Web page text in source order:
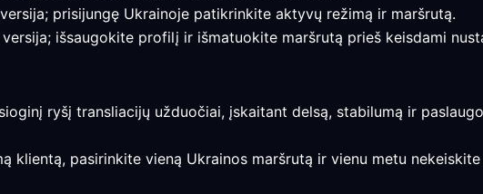
prisijungę Ukrainoje patikrinkite aktyvų režimą ir maršrutą.
išsaugokite profilį ir išmatuokite maršrutą prieš keisdami
ryšį transliacijų užduočiai, įskaitant delsą, stabilumą ir
klientą, pasirinkite vieną Ukrainos maršrutą ir vienu metu